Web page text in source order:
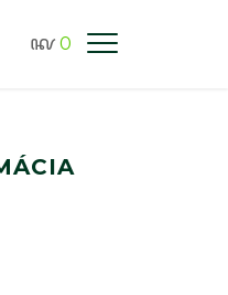
0
LISBOA